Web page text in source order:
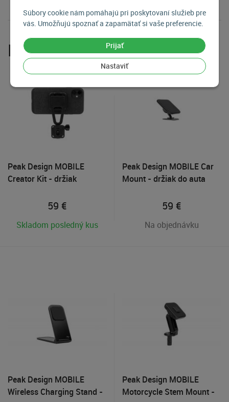
Súbory cookie nám pomáhajú pri poskytovaní služieb pre
vás. Umožňujú spoznať a zapamätať si vaše preferencie.
Prijať
Nastaviť
Príslušenstvo
Peak Design MOBILE
Creator Kit - držiak
59 €
Skladom posledný kus
Peak Design MOBILE Car
Mount - držiak do auta
59 €
Na objednávku
Peak Design MOBILE
Wireless Charging Stand -
Peak Design MOBILE
Motorcycle Stem Mount -